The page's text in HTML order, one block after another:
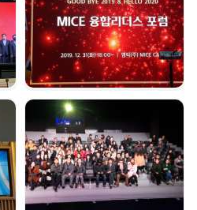
송년회 | 2019. 12. 31
여수 마이스육성포럼 |
2019. 12. 05